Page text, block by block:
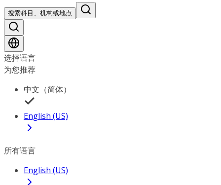
搜索科目、机构或地点
选择语言
为您推荐
中文（简体）
English (US)
所有语言
English (US)